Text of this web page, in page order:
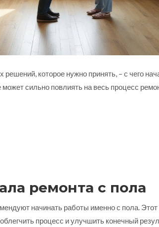
которое нужно принять, – с чего
сильно повлиять на весь процесс
ремонта с пола
начинать работы именно с пола.
процесс и улучшить конечный